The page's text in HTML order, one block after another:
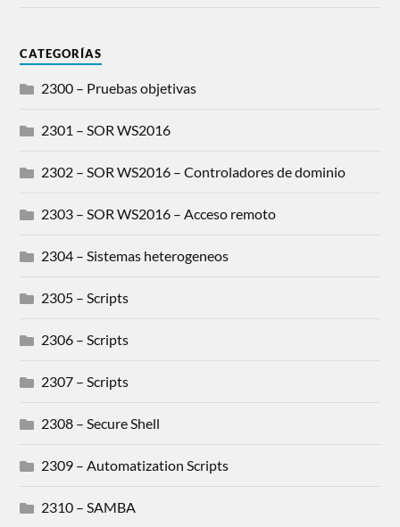
CATEGORÍAS
2300 – Pruebas objetivas
2301 – SOR WS2016
2302 – SOR WS2016 – Controladores de dominio
2303 – SOR WS2016 – Acceso remoto
2304 – Sistemas heterogeneos
2305 – Scripts
2306 – Scripts
2307 – Scripts
2308 – Secure Shell
2309 – Automatization Scripts
2310 – SAMBA